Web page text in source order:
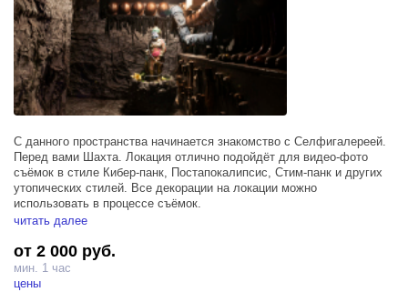
С данного пространства начинается знакомство с Селфигалереей.
Перед вами Шахта. Локация отлично подойдёт для видео-фото
съёмок в стиле Кибер-панк, Постапокалипсис, Стим-панк и других
утопических стилей. Все декорации на локации можно
использовать в процессе съёмок.
- Три лестничных пролета
- уникальные фактурные стены "шахты"
- стена касок и инструментов
читать далее
от 2 000 руб.
мин. 1 час
цены